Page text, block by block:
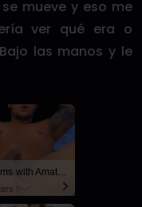
mueve y eso me
ver qué era o
las manos y le
Live Cams with Amateur Men